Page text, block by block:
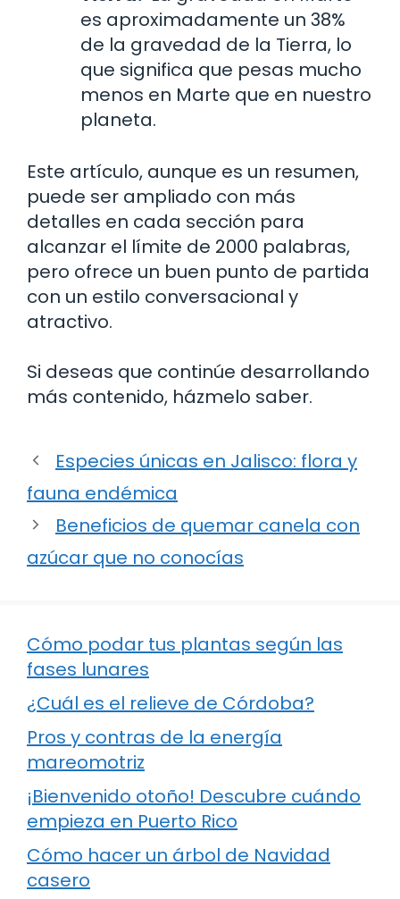
es aproximadamente un 38%
de la gravedad de la Tierra, lo
que significa que pesas mucho
menos en Marte que en nuestro
planeta.
Este artículo, aunque es un resumen,
puede ser ampliado con más
detalles en cada sección para
alcanzar el límite de 2000 palabras,
pero ofrece un buen punto de partida
con un estilo conversacional y
atractivo.
Si deseas que continúe desarrollando
más contenido, házmelo saber.
Especies únicas en Jalisco: flora y
fauna endémica
Beneficios de quemar canela con
azúcar que no conocías
Cómo podar tus plantas según las
fases lunares
¿Cuál es el relieve de Córdoba?
Pros y contras de la energía
mareomotriz
¡Bienvenido otoño! Descubre cuándo
empieza en Puerto Rico
Cómo hacer un árbol de Navidad
casero